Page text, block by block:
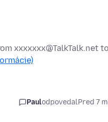
xxxxxxx@TalkTalk.net to
PaulodpovedalPred 7